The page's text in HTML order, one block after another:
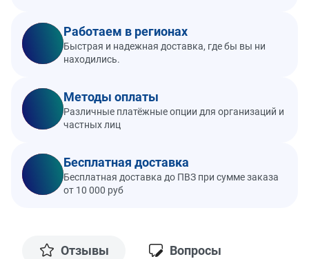
Работаем в регионах
Быстрая и надежная доставка, где бы вы ни
находились.
Методы оплаты
Различные платёжные опции для организаций и
частных лиц
Бесплатная доставка
Бесплатная доставка до ПВЗ при сумме заказа
от 10 000 руб
Отзывы Вопросы